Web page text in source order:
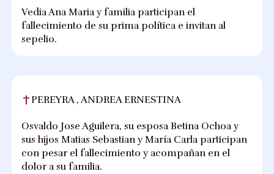
Vedia Ana Maria y familia participan el
fallecimiento de su prima política e invitan al
sepelio.
PEREYRA , ANDREA ERNESTINA
Osvaldo Jose Aguilera, su esposa Betina Ochoa y
sus hijos Matias Sebastian y María Carla participan
con pesar el fallecimiento y acompañan en el
dolor a su familia.